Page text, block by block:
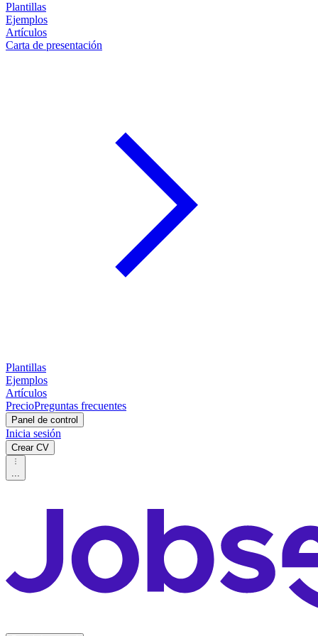
Plantillas
Ejemplos
Artículos
Carta de presentación
Plantillas
Ejemplos
Artículos
PrecioPreguntas frecuentes
Panel de control
Inicia sesión
Crear CV
...